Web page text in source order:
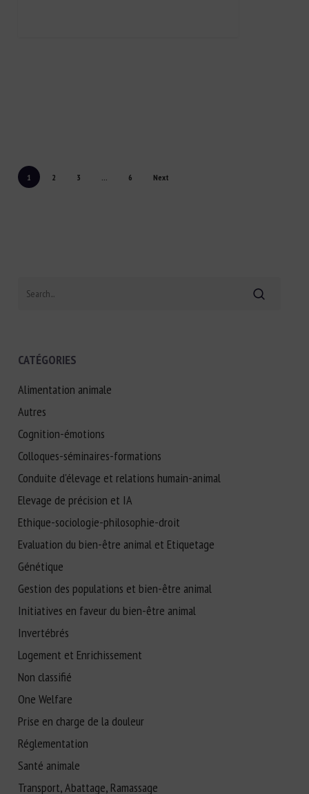
1 2 3 … 6 Next
CATÉGORIES
Alimentation animale
Autres
Cognition-émotions
Colloques-séminaires-formations
Conduite d'élevage et relations humain-animal
Elevage de précision et IA
Ethique-sociologie-philosophie-droit
Evaluation du bien-être animal et Etiquetage
Génétique
Gestion des populations et bien-être animal
Initiatives en faveur du bien-être animal
Invertébrés
Logement et Enrichissement
Non classifié
One Welfare
Prise en charge de la douleur
Réglementation
Santé animale
Transport, Abattage, Ramassage